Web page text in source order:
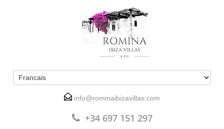
info@rominaibizavillas.com
+34 697 151 297